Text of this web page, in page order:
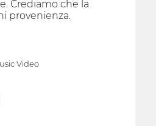
Crediamo che la
provenienza.
Video